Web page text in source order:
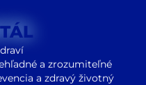
a zrozumiteľné
a zdravý životný